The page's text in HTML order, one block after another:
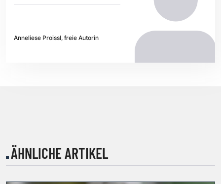
Anneliese Proissl, freie Autorin
ÄHNLICHE ARTIKEL